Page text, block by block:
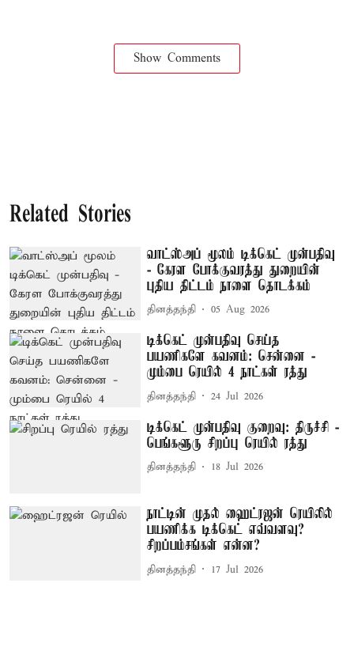
Show Comments
Related Stories
வாட்ஸ்அப் மூலம் டிக்கெட் முன்பதிவு
- கேரள போக்குவரத்து துறையின்
புதிய திட்டம் நாளை தொடக்கம்
தினத்தந்தி 05 Aug 2026
டிக்கெட் முன்பதிவு செய்த
பயணிகளே கவனம்: சென்னை -
மும்பை ரெயில் 4 நாட்கள் ரத்து
தினத்தந்தி 24 Jul 2026
டிக்கெட் முன்பதிவு குறைவு: திருச்சி -
பெங்களூரு சிறப்பு ரெயில் ரத்து
தினத்தந்தி 18 Jul 2026
நாட்டின் முதல் ஹைட்ரஜன் ரெயிலில்
பயணிக்க டிக்கெட் எவ்வளவு?
சிறப்பம்சங்கள் என்ன?
தினத்தந்தி 17 Jul 2026